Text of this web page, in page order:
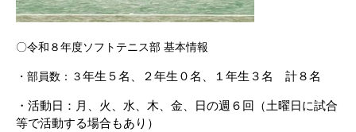
〇令和８年度ソフトテニス部 基本情報
・部員数：３年生５名、２年生０名、１年生３名 計８名
・活動日：月、火、水、木、金、日の週６回（土曜日に試合
等で活動する場合もあり）